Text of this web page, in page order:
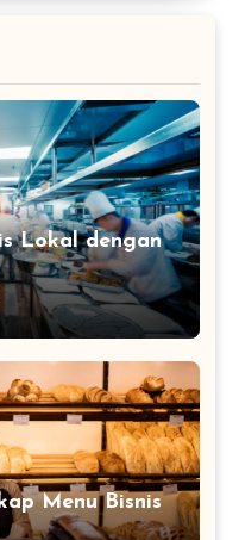
Lokal dengan
Menu Bisnis